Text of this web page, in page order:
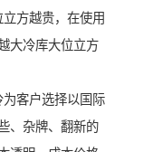
方越贵，在使用
大冷库大位立方
客户选择以国际
、杂牌、翻新的